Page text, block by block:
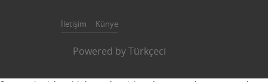
İletişim Künye
Powered byTürkçeci